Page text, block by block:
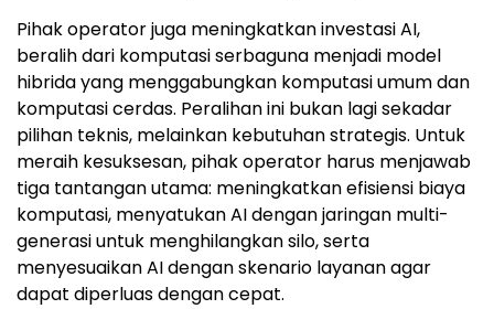
Pihak operator juga meningkatkan investasi AI,
beralih dari komputasi serbaguna menjadi model
hibrida yang menggabungkan komputasi umum dan
komputasi cerdas. Peralihan ini bukan lagi sekadar
pilihan teknis, melainkan kebutuhan strategis. Untuk
meraih kesuksesan, pihak operator harus menjawab
tiga tantangan utama: meningkatkan efisiensi biaya
komputasi, menyatukan AI dengan jaringan multi-
generasi untuk menghilangkan silo, serta
menyesuaikan AI dengan skenario layanan agar
dapat diperluas dengan cepat.